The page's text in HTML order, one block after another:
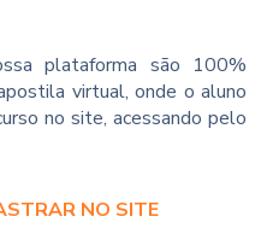
plataforma são 100%
virtual, onde o aluno
no site, acessando pelo
NO SITE